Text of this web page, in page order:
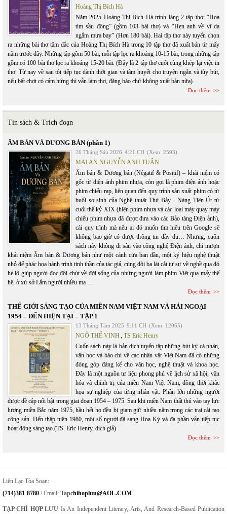
Hoàng Thị Bích Hà
Năm 2025 Hoàng Thị Bích Hà trình làng 2 tập thơ: “Hoa
tím sầu đông” (gồm 103 bài thơ) và “Hẹn anh về vĩ dạ
ngắm mưa bay” (Hơn 180 bài). Hai tập thơ này tuyển chọn
ra những bài thơ tâm đắc của Hoàng Thị Bích Hà trong 10 tập thơ đã xuất bản từ mấy
năm trước đây. Những tập gồm 50 bài, mỗi tập lọc ra khoảng 10-15 bài, trong những tập
gồm có 100 bài thơ lọc ra khoảng 15-20 bài. (Đây là 2 tập thơ cuối cùng khép lại việc in
thơ. Từ nay về sau tôi tiếp tục dành thời gian và tâm huyết cho truyện ngắn và tùy bút,
nếu bất chợt có cảm hứng thì vẫn làm thơ, đăng báo chứ không xuất bản nữa).
Đọc thêm
Tin sách & Trích đoạn
ÂM BẢN VÀ DƯƠNG BẢN (phần 1)
26 Tháng Sáu 2026 4:21 CH (Xem: 2593)
MAI AN NGUYỄN ANH TUẤN
Âm bản & Dương bản (Négatif & Positif) – khái niệm có
gốc từ điện ảnh phim nhựa, còn gọi là phim điện ảnh hoặc
phim chiếu rạp, liên quan đến quy trình sản xuất phim có từ
buổi sơ sinh của Nghệ thuật Thứ Bảy - Nàng Tiên Út từ
cuối thế kỷ XIX (hiện phim nhựa và các loại máy quay máy
chiếu phim nhựa đã được đưa vào các Bảo tàng Điện ảnh),
cái quy trình mà nếu ai đó muốn tìm hiểu trên Google sẽ
không bao giờ có được thông tin đầy đủ… Nhưng, cuốn
sách này không đi sâu vào công nghệ Điện ảnh, chỉ mượn
khái niệm Âm bản & Dương bản như một cánh cửa ban đầu, một ký hiệu nghệ thuật
nhỏ để phác họa hành trình tinh thần của tác giả, cùng đôi ba lát cắt tự sự về nghề qua đó
hé lộ giúp người đọc đôi chút về đời sống của những người làm phim Việt qua mấy thế
hệ, ở xứ sở Lắm người nhiều ma …
Đọc thêm
THẾ GIỚI SÁNG TẠO CỦA MIỀN NAM VIỆT NAM VÀ HẢI NGOẠI
1954 – ĐẾN HIỆN TẠI – TẬP 1
13 Tháng Tám 2025 9:11 CH (Xem: 12065)
NGÔ THẾ VINH, TS Eric Henry
Cuốn sách này là bản dịch tuyển tập những bút ký cá nhân,
văn học và báo chí về các nhân vật Việt Nam đã có những
đóng góp đáng kể cho văn học, nghệ thuật và khoa học.
Đây là một nguồn tư liệu phong phú về lịch sử xã hội, văn
hóa và chính trị của miền Nam Việt Nam, đồng thời khắc
họa sự nghiệp của từng nhân vật. Phần lớn những người
được đề cập nổi bật trong giai đoạn 1954 – 1975. Sau khi miền Nam thất thủ vào tay lực
lượng miền Bắc năm 1975, hầu hết họ đều bị giam giữ nhiều năm trong các trại cải tạo
cộng sản. Đến thập niên 1980, một số người đã sang Hoa Kỳ và đa phần vẫn tiếp tục
hoạt động sáng tạo.(TS. Eric Henry, dịch giả)
Đọc thêm
Liên Lạc Tòa Soạn:
(714)381-8780 / Email: TapcHihopluu@AOL.COM
TẠP CHÍ HỢP LƯU Is An Independent Literary, Arts, And Research-Based Publication